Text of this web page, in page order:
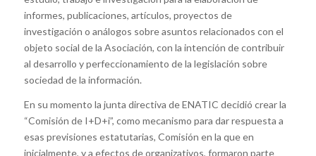
informes, publicaciones, artículos, proyectos de
investigación o análogos sobre asuntos relacionados con el
objeto social de la Asociación, con la intención de contribuir
al desarrollo y perfeccionamiento de la legislación sobre
sociedad de la información.
En su momento la junta directiva de ENATIC decidió crear la
“Comisión de I+D+i”, como mecanismo para dar respuesta a
esas previsiones estatutarias, Comisión en la que en
inicialmente, y a efectos de organizativos, formaron parte